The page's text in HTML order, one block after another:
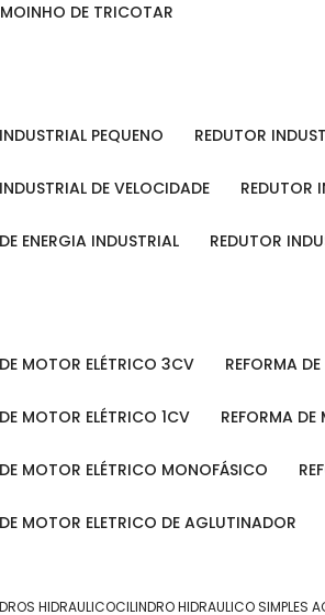
MOINHO DE TRICOTAR
INDUSTRIAL PEQUENO REDUTOR
INDUSTRIAL DE VELOCIDADE
DE ENERGIA INDUSTRIAL REDUTOR
DE MOTOR ELÉTRICO 3CV REFORMA
DE MOTOR ELÉTRICO 1CV REFORMA
DE MOTOR ELÉTRICO MONOFÁSICO
DE MOTOR ELETRICO DE AGLUTINADOR
HIDRAULICOCILINDRO HIDRAULICO SIMPLES